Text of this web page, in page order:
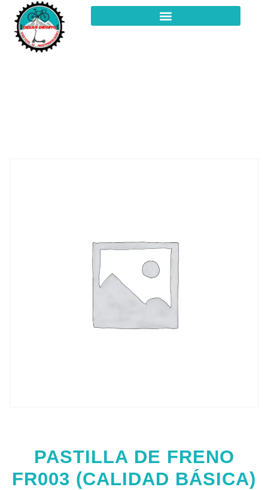
PASTILLA DE FRENO
FR003 (CALIDAD BÁSICA)